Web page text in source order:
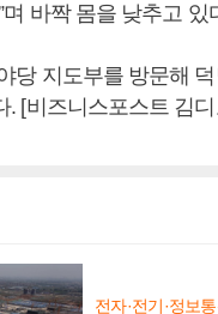
며 바짝 몸을 낮추고 있
당 지도부를 방문해
. [비즈니스포스트 김
전자·전기·정보